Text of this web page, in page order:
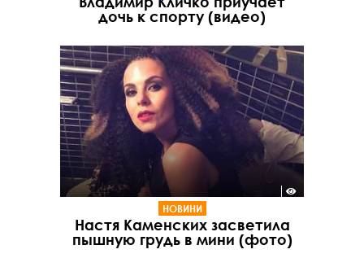
дочь к спорту (видео)
НОВИНИ
Настя Каменских засветила
пышную грудь в мини (фото)